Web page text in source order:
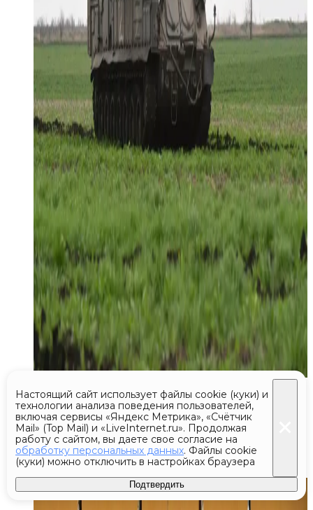
Гутерриш призвал США
и Россию вернуться к диалогу
по контролю над ЯО
Настоящий сайт использует файлы cookie (куки) и
технологии анализа поведения пользователей,
включая сервисы «Яндекс Метрика», «Счётчик
Mail» (Top Mail) и «LiveInternet.ru». Продолжая
работу с сайтом, вы даете свое согласие на
обработку персональных данных. Файлы cookie
(куки) можно отключить в настройках браузера
Подтвердить